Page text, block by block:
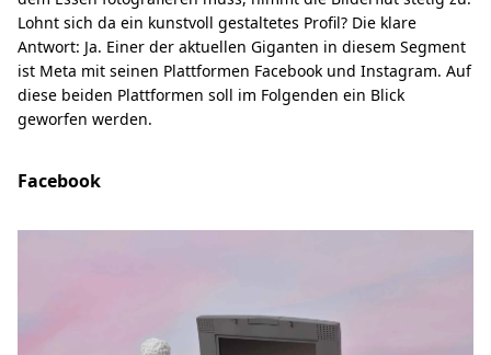
Lohnt sich da ein kunstvoll gestaltetes Profil? Die klare
Antwort: Ja. Einer der aktuellen Giganten in diesem Segment
ist Meta mit seinen Plattformen Facebook und Instagram. Auf
diese beiden Plattformen soll im Folgenden ein Blick
geworfen werden.
Facebook